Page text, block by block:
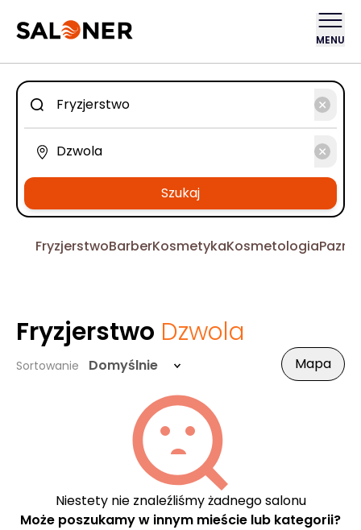
MENU
Szukaj
FryzjerstwoBarberKosmetykaKosmetologia
Fryzjerstwo Dzwola
Sortowanie Domyślnie Mapa
Niestety nie znaleźliśmy żadnego salonu
Może poszukamy w innym mieście lub kategorii?